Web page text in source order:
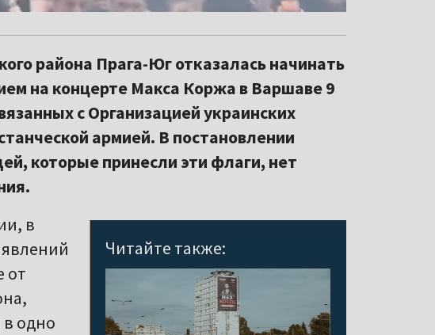
района Прага-Юг отказалась начинать
на концерте Макса Коржа в Варшаве 9
с Организацией украинских
армией. В постановлении
которые принесли эти флаги, нет
Читайте также:
в
от
одно